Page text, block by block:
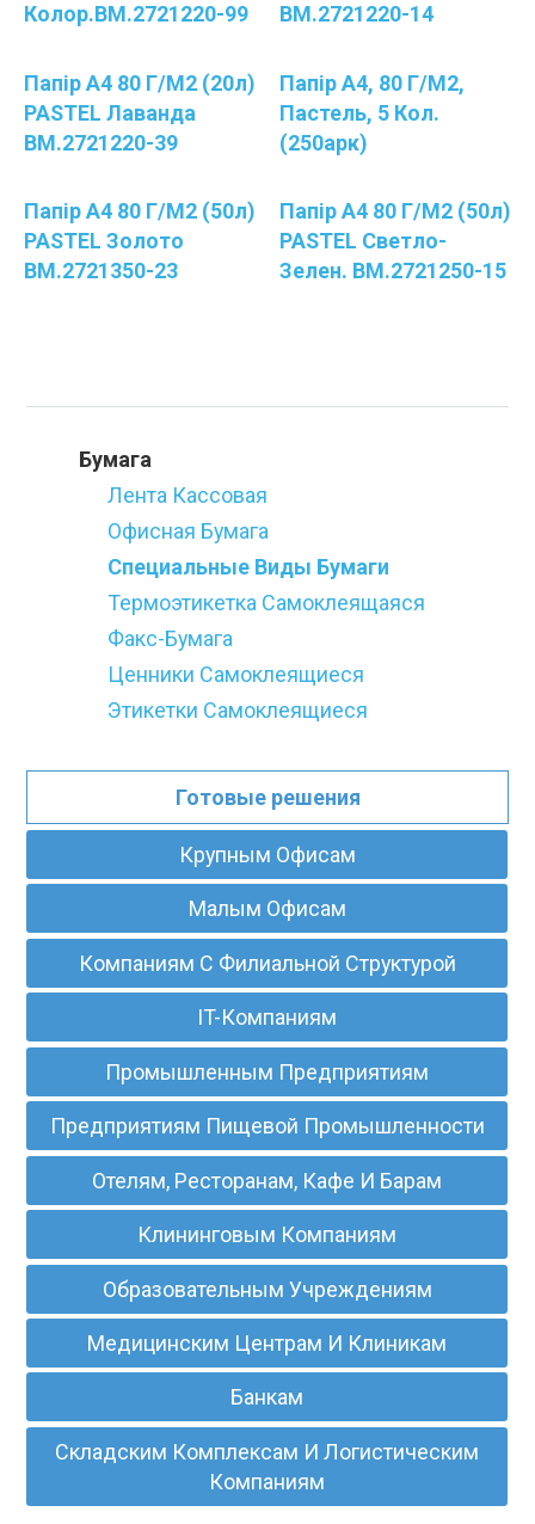
Колор.BM.2721220-99
BM.2721220-14
Папір А4 80 Г/м2 (20л)
PASTEL Лаванда
BM.2721220-39
Папір А4, 80 Г/м2,
Пастель, 5 Кол.
(250арк)
Папір А4 80 Г/м2 (50л)
PASTEL Золото
BM.2721350-23
Папір А4 80 Г/м2 (50л)
PASTEL Светло-
Зелен. BM.2721250-15
Бумага
Лента Кассовая
Офисная Бумага
Специальные Виды Бумаги
Термоэтикетка Самоклеящаяся
Факс-Бумага
Ценники Самоклеящиеся
Этикетки Самоклеящиеся
Готовые решения
Крупным Офисам
Малым Офисам
Компаниям С Филиальной Структурой
IT-Компаниям
Промышленным Предприятиям
Предприятиям Пищевой Промышленности
Отелям, Ресторанам, Кафе И Барам
Клининговым Компаниям
Образовательным Учреждениям
Медицинским Центрам И Клиникам
Банкам
Складским Комплексам И Логистическим
Компаниям